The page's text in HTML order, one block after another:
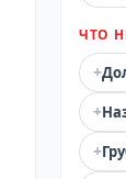
ЧТО
+
+
+